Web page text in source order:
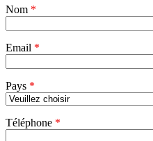
vide.
Nom *
Email *
Pays *
Téléphone *